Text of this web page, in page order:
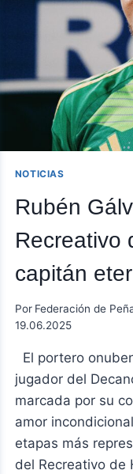
NOTICIAS
Rubén
Recreativo
capitán
Por Federación de
19.06.2025
El portero
jugador del
marcada por su
amor
etapas más
del Recreativo de